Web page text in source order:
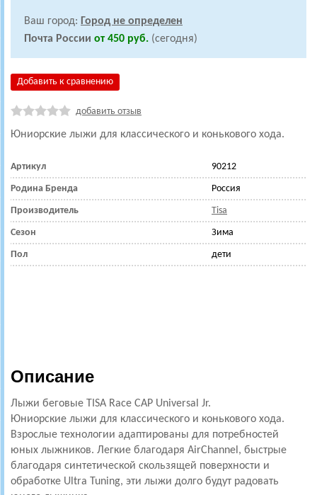
Ваш город: Город не определен
Почта России от 450 руб. (сегодня)
Добавить к сравнению
добавить отзыв
Юниорские лыжи для классического и конькового хода.
Артикул 90212
Родина Бренда Россия
Производитель Tisa
Сезон Зима
Пол дети
Описание
Лыжи беговые TISA Race CAP Universal Jr.
Юниорские лыжи для классического и конькового хода.
Взрослые технологии адаптированы для потребностей
юных лыжников. Легкие благодаря AirChannel, быстрые
благодаря синтетической скользящей поверхности и
обработке Ultra Tuning, эти лыжи долго будут радовать